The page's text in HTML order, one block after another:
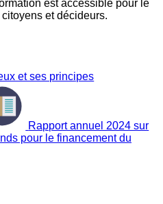
est accessible pour le
et décideurs.
et ses principes
Rapport annuel 2024 sur
pour le financement du